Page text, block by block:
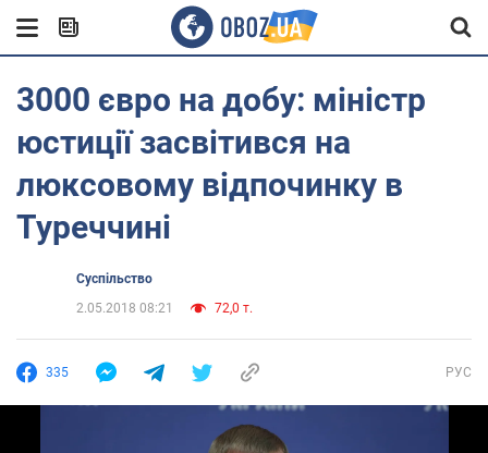
3000 євро на добу: міністр
юстиції засвітився на
люксовому відпочинку в
Туреччині
Суспільство
2.05.2018 08:21
72,0 т.
335 РУС